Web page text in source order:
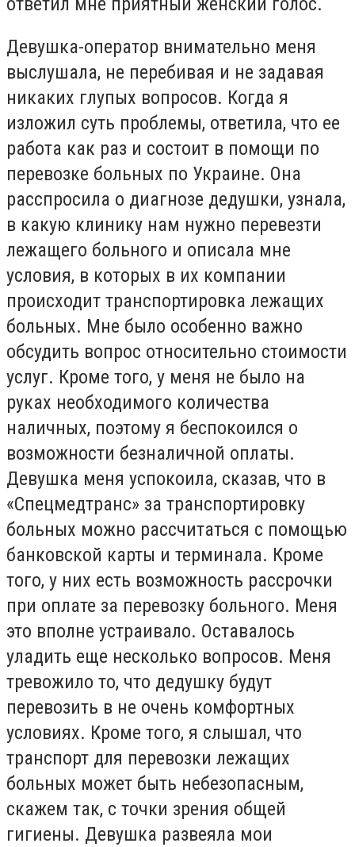
Девушка-оператор внимательно меня
выслушала, не перебивая и не задавая
никаких глупых вопросов. Когда я
изложил суть проблемы, ответила, что ее
работа как раз и состоит в помощи по
перевозке больных по Украине. Она
расспросила о диагнозе дедушки, узнала,
в какую клинику нам нужно перевезти
лежащего больного и описала мне
условия, в которых в их компании
происходит транспортировка лежащих
больных. Мне было особенно важно
обсудить вопрос относительно стоимости
услуг. Кроме того, у меня не было на
руках необходимого количества
наличных, поэтому я беспокоился о
возможности безналичной оплаты.
Девушка меня успокоила, сказав, что в
«Спецмедтранс» за транспортировку
больных можно рассчитаться с помощью
банковской карты и терминала. Кроме
того, у них есть возможность рассрочки
при оплате за перевозку больного. Меня
это вполне устраивало. Оставалось
уладить еще несколько вопросов. Меня
тревожило то, что дедушку будут
перевозить в не очень комфортных
условиях. Кроме того, я слышал, что
транспорт для перевозки лежащих
больных может быть небезопасным,
скажем так, с точки зрения общей
гигиены. Девушка развеяла мои